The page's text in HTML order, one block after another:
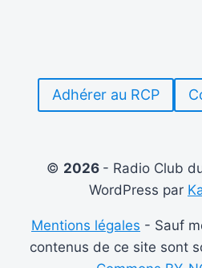
Adhérer au RCP
© 2026 - Radio Club
WordPress par
Mentions légales - Sauf
contenus de ce site sont